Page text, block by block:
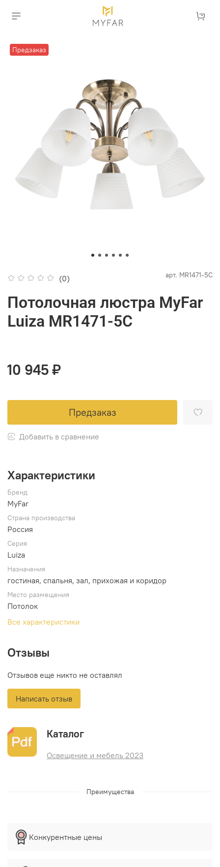
Предзаказ
(0) арт. MR1471-5C
Потолочная люстра MyFar
Luiza MR1471-5C
10 945 ₽
Предзаказ
Добавить в сравнение
Характеристики
Бренд
MyFar
Страна производства
Россия
Серия
Luiza
Назначения
гостиная, спальня, зал, прихожая и коридор
Место размещения
Потолок
Все характеристики
Отзывы
Отзывов еще никто не оставлял
Написать отзыв
Каталог
Освещение и мебель 2023
Преимущества
Конкурентные цены